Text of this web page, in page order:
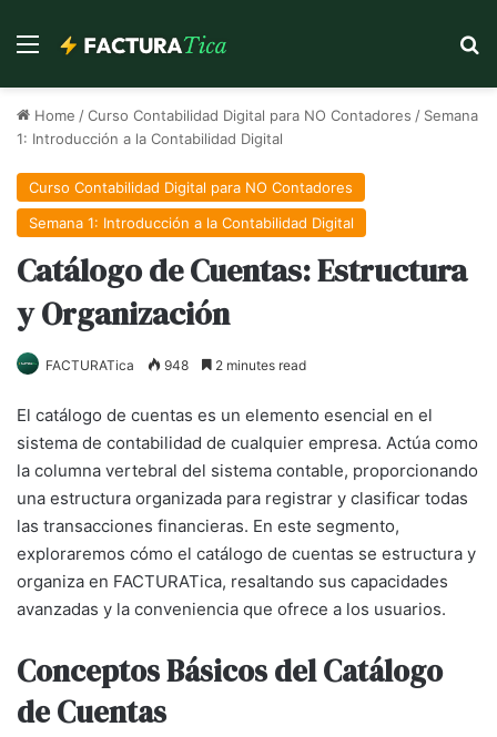
Menu
Home /Curso Contabilidad Digital para NO Contadores / Semana
1: Introducción a la Contabilidad Digital
Curso Contabilidad Digital para NO Contadores
Semana 1: Introducción a la Contabilidad Digital
Catálogo de Cuentas: Estructura
y Organización
FACTURATica 948 2 minutes read
El catálogo de cuentas es un elemento esencial en el
sistema de contabilidad de cualquier empresa. Actúa como
la columna vertebral del sistema contable, proporcionando
una estructura organizada para registrar y clasificar todas
las transacciones financieras. En este segmento,
exploraremos cómo el catálogo de cuentas se estructura y
organiza en FACTURATica, resaltando sus capacidades
avanzadas y la conveniencia que ofrece a los usuarios.
Conceptos Básicos del Catálogo
de Cuentas